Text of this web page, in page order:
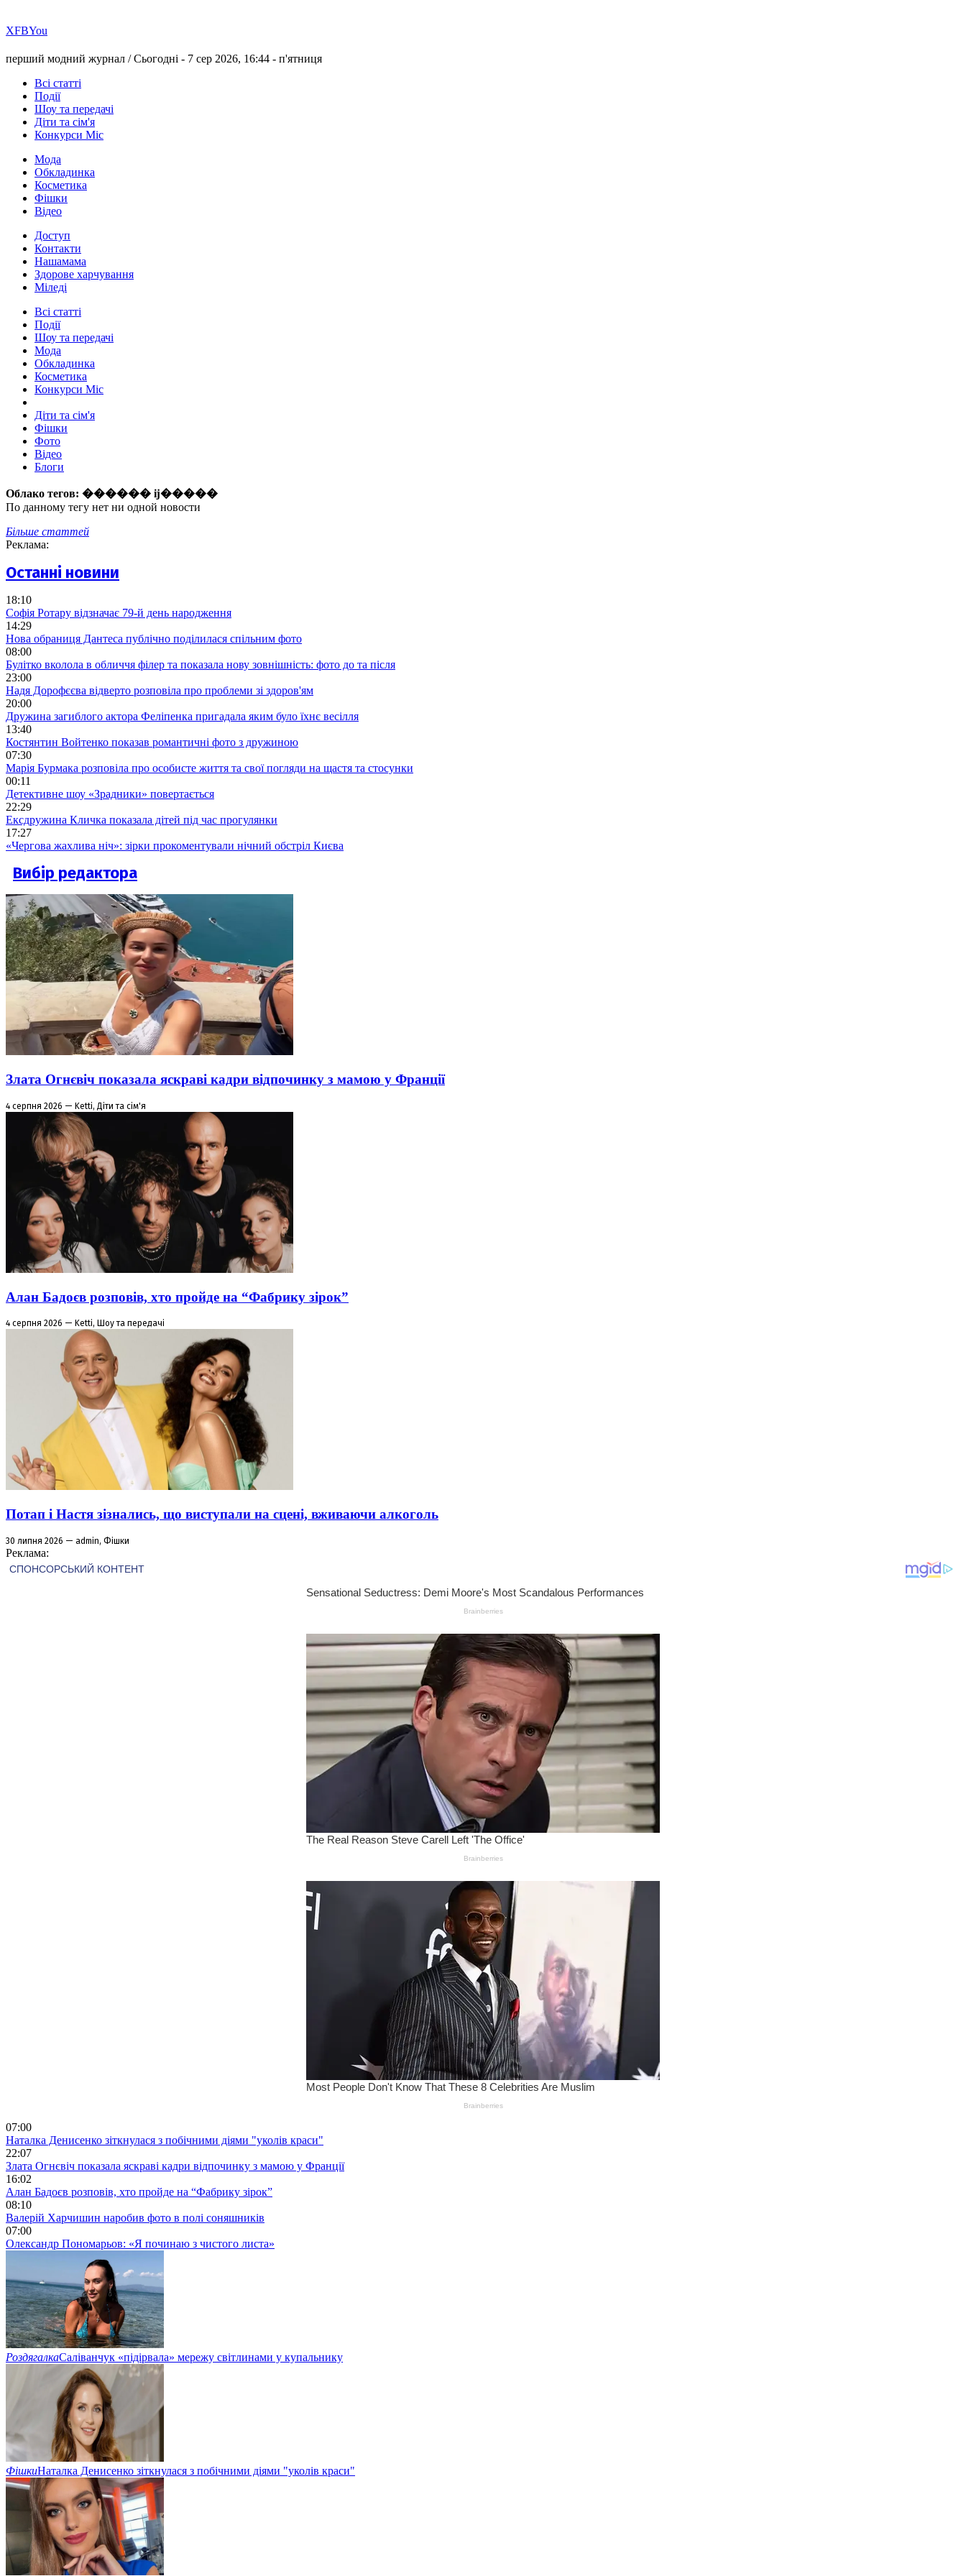
ХFBYou
перший модний журнал /Сьогодні - 7 сер 2026, 16:44 - п'ятниця
Всі статті
Події
Шоу та передачі
Діти та сім'я
Конкурси Міс
Мода
Обкладинка
Косметика
Фішки
Відео
Доступ
Контакти
Нашамама
Здорове харчування
Міледі
Всі статті
Події
Шоу та передачі
Мода
Обкладинка
Косметика
Конкурси Міс
Діти та сім'я
Фішки
Фото
Відео
Блоги
Облако тегов: ������ ĳ�����
По данному тегу нет ни одной новости
Більше статтей
Реклама:
Останні новини
18:10
Софія Ротару відзначає 79-й день народження
14:29
Нова обраниця Дантеса публічно поділилася спільним фото
08:00
Булітко вколола в обличчя філер та показала нову зовнішність: фото до та після
23:00
Надя Дорофєєва відверто розповіла про проблеми зі здоров'ям
20:00
Дружина загиблого актора Феліпенка пригадала яким було їхнє весілля
13:40
Костянтин Войтенко показав романтичні фото з дружиною
07:30
Марія Бурмака розповіла про особисте життя та свої погляди на щастя та стосунки
00:11
Детективне шоу «Зрадники» повертається
22:29
Ексдружина Кличка показала дітей під час прогулянки
17:27
«Чергова жахлива ніч»: зірки прокоментували нічний обстріл Києва
Вибір редактора
Злата Огнєвіч показала яскраві кадри відпочинку з мамою у Франції
4 серпня 2026 — Ketti, Діти та сім'я
Алан Бадоєв розповів, хто пройде на “Фабрику зірок”
4 серпня 2026 — Ketti, Шоу та передачі
Потап і Настя зізнались, що виступали на сцені, вживаючи алкоголь
30 липня 2026 — admin, Фішки
Реклама:
07:00
Наталка Денисенко зіткнулася з побічними діями "уколів краси"
22:07
Злата Огнєвіч показала яскраві кадри відпочинку з мамою у Франції
16:02
Алан Бадоєв розповів, хто пройде на “Фабрику зірок”
08:10
Валерій Харчишин наробив фото в полі соняшників
07:00
Олександр Пономарьов: «Я починаю з чистого листа»
РоздягалкаСаліванчук «підірвала» мережу світлинами у купальнику
ФішкиНаталка Денисенко зіткнулася з побічними діями "уколів краси"